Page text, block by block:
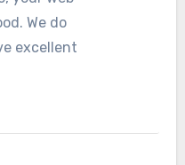
We do
excellent